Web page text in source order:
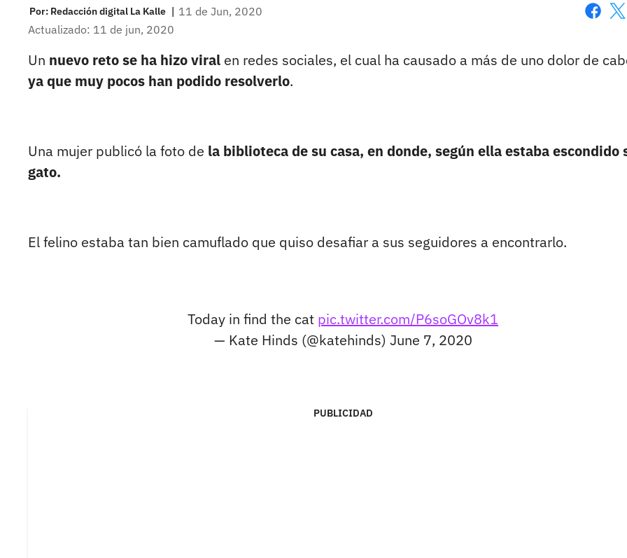
Por: Redacción digital La Kalle | 11 de Jun, 2020
Actualizado: 11 de jun, 2020
Un nuevo reto se ha hizo viral en redes sociales, el cual ha causado a más de uno dolor de
ya que muy pocos han podido resolverlo.
Una mujer publicó la foto de la biblioteca de su casa, en donde, según ella estaba escondido
gato.
El felino estaba tan bien camuflado que quiso desafiar a sus seguidores a encontrarlo.
Today in find the cat pic.twitter.com/P6soGOv8k1
— Kate Hinds (@katehinds) June 7, 2020
PUBLICIDAD